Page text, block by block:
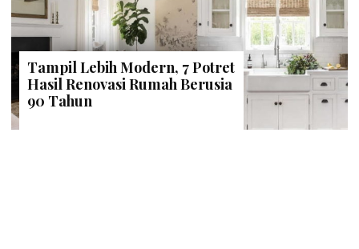
Tampil Lebih Modern, 7 Potret
Hasil Renovasi Rumah Berusia
90 Tahun